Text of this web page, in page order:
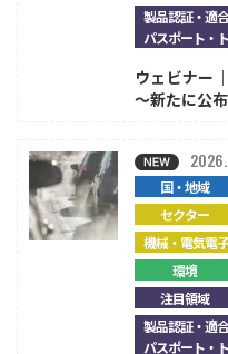
製品認証・適
パスポート・
ウェビナー
～新たに公
国・地域
セクター
機械・電気電
環境
注目領域
製品認証・適
パスポート・